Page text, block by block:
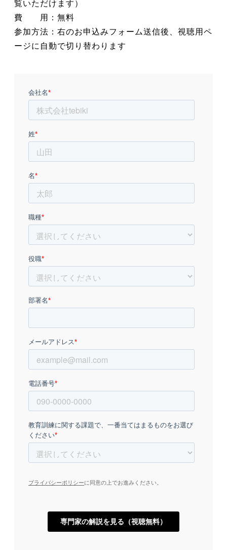
覧いただけます）
費 用：無料
参加方法：右のお申込みフォーム送信後、視聴用ペ
ージに自動で切り替わります